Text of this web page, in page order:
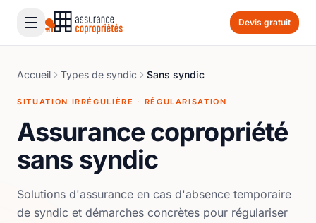
Devis gratuit
Accueil Types de syndic Sans syndic
SITUATION IRRÉGULIÈRE · RÉGULARISATION
Assurance copropriété
sans syndic
Solutions d'assurance en cas d'absence temporaire
de syndic et démarches concrètes pour régulariser